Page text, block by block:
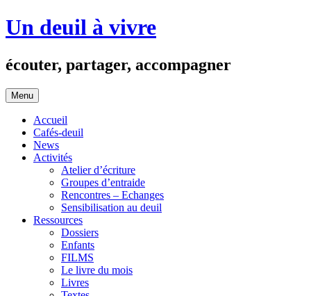
Aller
au
Un deuil à vivre
écouter, partager, accompagner
Menu
Accueil
Cafés-deuil
News
Activités
Atelier d’écriture
Groupes d’entraide
Rencontres – Echanges
Sensibilisation au deuil
Ressources
Dossiers
Enfants
FILMS
Le livre du mois
Livres